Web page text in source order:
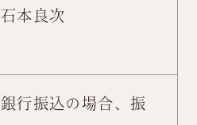
石本良次
銀行振込の場合、振